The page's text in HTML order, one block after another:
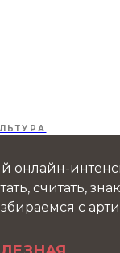
онлайн-
считать,
с